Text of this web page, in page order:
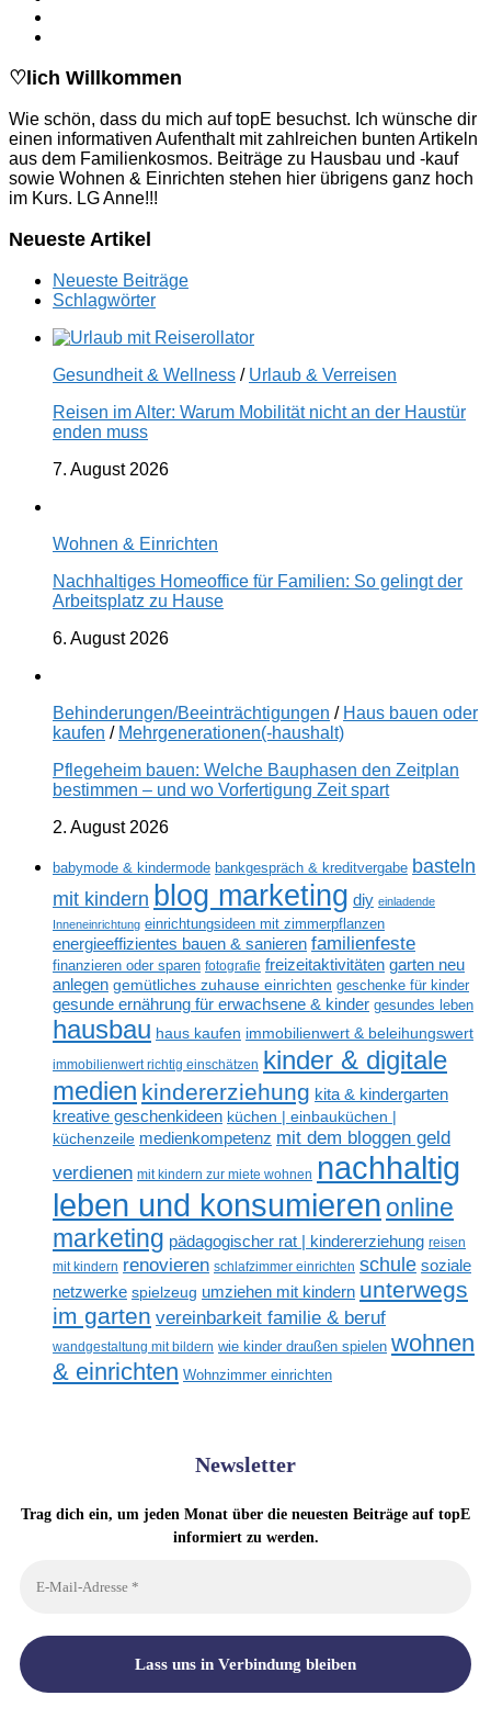
♡lich Willkommen
Wie schön, dass du mich auf topE besuchst. Ich wünsche dir
einen informativen Aufenthalt mit zahlreichen bunten Artikeln
aus dem Familienkosmos. Beiträge zu Hausbau und -kauf
sowie Wohnen & Einrichten stehen hier übrigens ganz hoch
im Kurs. LG Anne!!!
Neueste Artikel
Neueste Beiträge
Schlagwörter
Gesundheit & Wellness / Urlaub & Verreisen
Reisen im Alter: Warum Mobilität nicht an der Haustür
enden muss
7. August 2026
Wohnen & Einrichten
Nachhaltiges Homeoffice für Familien: So gelingt der
Arbeitsplatz zu Hause
6. August 2026
Behinderungen/Beeinträchtigungen / Haus bauen oder
kaufen / Mehrgenerationen(-haushalt)
Pflegeheim bauen: Welche Bauphasen den Zeitplan
bestimmen – und wo Vorfertigung Zeit spart
2. August 2026
babymode & kindermode bankgespräch & kreditvergabe basteln
mit kindern blog marketing diy einladende
Inneneinrichtung einrichtungsideen mit zimmerpflanzen
energieeffizientes bauen & sanieren familienfeste
finanzieren oder sparen fotografie freizeitaktivitäten garten neu
anlegen gemütliches zuhause einrichten geschenke für kinder
gesunde ernährung für erwachsene & kinder gesundes leben
hausbau haus kaufen immobilienwert & beleihungswert
immobilienwert richtig einschätzen kinder & digitale
medien kindererziehung kita & kindergarten
kreative geschenkideen küchen | einbauküchen |
küchenzeile medienkompetenz mit dem bloggen geld
verdienen mit kindern zur miete wohnen nachhaltig
leben und konsumieren online
marketing pädagogischer rat | kindererziehung reisen
mit kindern renovieren schlafzimmer einrichten schule soziale
netzwerke spielzeug umziehen mit kindern unterwegs
im garten vereinbarkeit familie & beruf
wandgestaltung mit bildern wie kinder draußen spielen wohnen
& einrichten Wohnzimmer einrichten
Newsletter
Trag dich ein, um jeden Monat über die neuesten Beiträge auf topE
informiert zu werden.